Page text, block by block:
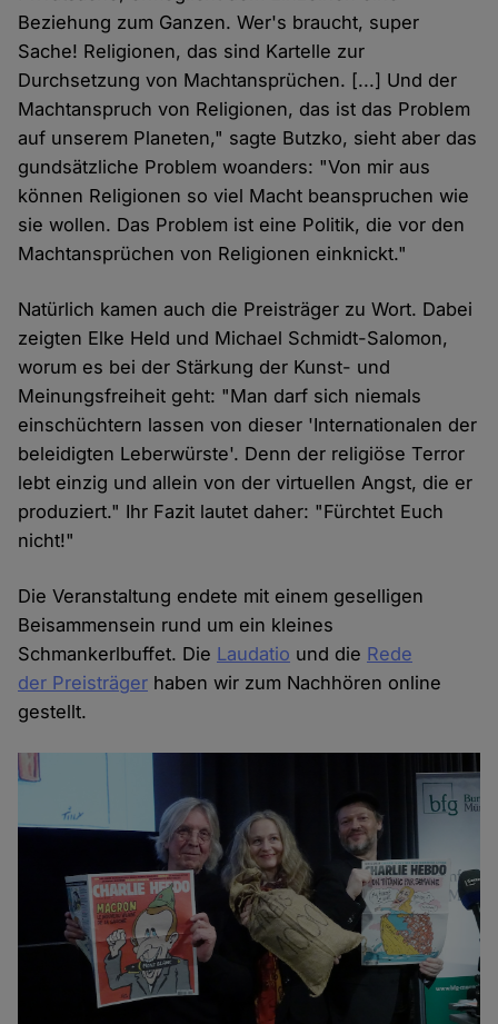
Beziehung zum Ganzen. Wer's braucht, super
Sache! Religionen, das sind Kartelle zur
Durchsetzung von Machtansprüchen. [...] Und der
Machtanspruch von Religionen, das ist das Problem
auf unserem Planeten," sagte Butzko, sieht aber das
gundsätzliche Problem woanders: "Von mir aus
können Religionen so viel Macht beanspruchen wie
sie wollen. Das Problem ist eine Politik, die vor den
Machtansprüchen von Religionen einknickt."
Natürlich kamen auch die Preisträger zu Wort. Dabei
zeigten Elke Held und Michael Schmidt-Salomon,
worum es bei der Stärkung der Kunst- und
Meinungsfreiheit geht: "Man darf sich niemals
einschüchtern lassen von dieser 'Internationalen der
beleidigten Leberwürste'. Denn der religiöse Terror
lebt einzig und allein von der virtuellen Angst, die er
produziert." Ihr Fazit lautet daher: "Fürchtet Euch
nicht!"
Die Veranstaltung endete mit einem geselligen
Beisammensein rund um ein kleines
Schmankerlbuffet. Die Laudatio und die Rede
der Preisträger haben wir zum Nachhören online
gestellt.